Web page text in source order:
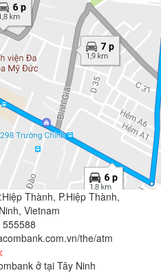
Thành, P.Hiệp Thành,
Vietnam
the/atm
ở tại Tây Ninh